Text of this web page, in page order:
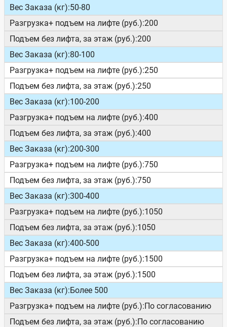
Вес Заказа (кг):50-80
Разгрузка+ подъем на лифте (руб.):200
Подъем без лифта, за этаж (руб.):200
Вес Заказа (кг):80-100
Разгрузка+ подъем на лифте (руб.):250
Подъем без лифта, за этаж (руб.):250
Вес Заказа (кг):100-200
Разгрузка+ подъем на лифте (руб.):400
Подъем без лифта, за этаж (руб.):400
Вес Заказа (кг):200-300
Разгрузка+ подъем на лифте (руб.):750
Подъем без лифта, за этаж (руб.):750
Вес Заказа (кг):300-400
Разгрузка+ подъем на лифте (руб.):1050
Подъем без лифта, за этаж (руб.):1050
Вес Заказа (кг):400-500
Разгрузка+ подъем на лифте (руб.):1500
Подъем без лифта, за этаж (руб.):1500
Вес Заказа (кг):Более 500
Разгрузка+ подъем на лифте (руб.):По согласованию
Подъем без лифта, за этаж (руб.):По согласованию